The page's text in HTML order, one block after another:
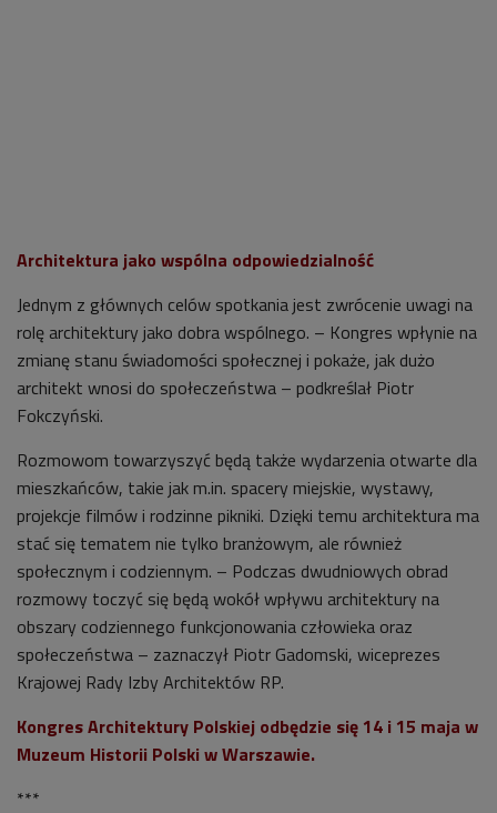
Architektura jako wspólna odpowiedzialność
Jednym z głównych celów spotkania jest zwrócenie uwagi na
rolę architektury jako dobra wspólnego. – Kongres wpłynie na
zmianę stanu świadomości społecznej i pokaże, jak dużo
architekt wnosi do społeczeństwa – podkreślał Piotr
Fokczyński.
Rozmowom towarzyszyć będą także wydarzenia otwarte dla
mieszkańców, takie jak m.in. spacery miejskie, wystawy,
projekcje filmów i rodzinne pikniki. Dzięki temu architektura ma
stać się tematem nie tylko branżowym, ale również
społecznym i codziennym. – Podczas dwudniowych obrad
rozmowy toczyć się będą wokół wpływu architektury na
obszary codziennego funkcjonowania człowieka oraz
społeczeństwa – zaznaczył Piotr Gadomski, wiceprezes
Krajowej Rady Izby Architektów RP.
Kongres Architektury Polskiej odbędzie się 14 i 15 maja w
Muzeum Historii Polski w Warszawie.
***